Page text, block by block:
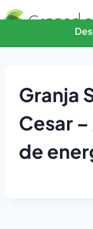
Granja
Cesar
de